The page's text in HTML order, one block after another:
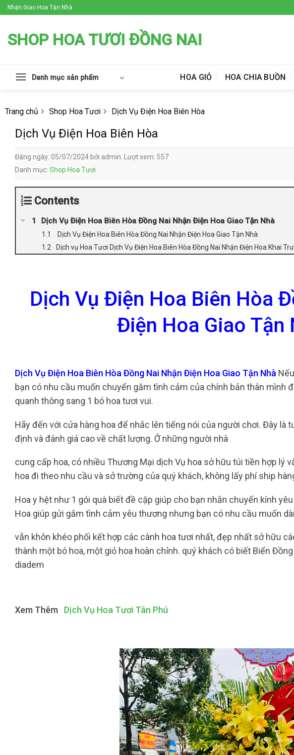
Skip
to
Nhận Giao Hoa Tận Nhà
SHOP HOA TƯƠI ĐỒNG NAI
Danh mục sản phẩm HOA GIỎ HOA CHIA BUỒN
Trang chủ Shop Hoa Tươi Dịch Vụ Điện Hoa Biên Hòa
Dịch Vụ Điện Hoa Biên Hòa
Đăng ngày: 05/07/2024 bởi admin. Lượt xem: 557
Danh mục: Shop Hoa Tươi
Contents
Dịch Vụ Điện Hoa Biên Hòa Đồng Nai Nhận Điện Hoa Giao Tận Nhà
Dịch Vụ Điện Hoa Biên Hòa Đồng Nai Nhận Điện Hoa Giao Tận Nhà
Dịch vụ Hoa Tươi Dịch Vụ Điện Hoa Biên Hòa Đồng Nai Nhận Điện Hoa Khai
Dịch Vụ Điện Hoa Biên Hòa
Điện Hoa Giao Tận
Dịch Vụ Điện Hoa Biên Hòa Đồng Nai Nhận Điện Hoa Giao Tận Nhà
bạn có nhu cầu muốn chuyển gắm tình cảm của chính bản thân mình
quanh thông sang 1 bó hoa tươi vui.
Hãy đến với cửa hàng hoa để nhắc lên tiếng nói của người chơi. Đây là
định và đánh giá cao về chất lượng. Ở những người nhà
cung cấp hoa, có nhiều Thương Mại dịch Vụ hoa sở hữu túi tiền hợp lý
hoa đi theo nhu cầu và sở trường của quý khách, không lấy phí ship
Hoa y hệt như 1 gói quà biết đề cập giúp cho bạn nhắn chuyển kính
Hoa giúp gửi gắm tình cảm yêu thương nhưng bạn có nhu cầu muốn
vẫn khôn khéo phối kết hợp các cành hoa tươi nhất, đẹp nhất sở hữu
thành một bó hoa, một giỏ hoa hoàn chỉnh. quý khách có biết Biển
diadem
Xem Thêm Dịch Vụ Hoa Tươi Tân Phú